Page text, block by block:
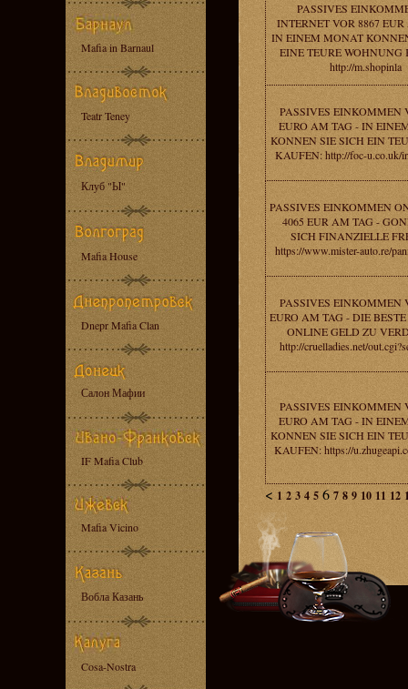
Mafia in Barnaul
Teatr Teney
Клуб "Ы"
Mafia House
Dnepr Mafia Clan
Салон Мафии
IF Mafia Club
Mafia Vicino
Вобла Казань
Cosa-Nostra
PASSIVES
INTERNET VOR 8867
IN EINEM MONAT
EINE TEURE WOHNUNG
http://m.shopinla
PASSIVES EINKOMMEN
EURO AM TAG - IN
KONNEN SIE SICH EIN
KAUFEN: http://foc-u.co.uk/
PASSIVES EINKOMMEN
4065 EUR AM TAG -
SICH FINANZIELLE
https://www.mister-auto.re/
PASSIVES EINKOMMEN
EURO AM TAG - DIE
ONLINE GELD ZU
http://cruelladies.net/
PASSIVES EINKOMMEN
EURO AM TAG - IN
KONNEN SIE SICH EIN
KAUFEN: https://
< 1 2 3 4 5 6 7 8 9 10 11 12